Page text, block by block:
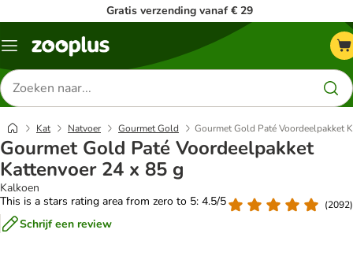
Gratis verzending vanaf € 29
Menu
Zoeken
naar
producten
Kat Natvoer Gourmet Gold Gourmet Gold Paté Voordeelpakket
Gourmet Gold Paté Voordeelpakket
Kattenvoer 24 x 85 g
Kalkoen
This is a stars rating area from zero to 5: 4.5/5
(2092)
Schrijf een review